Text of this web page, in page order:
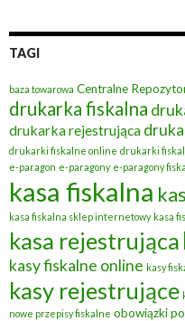
TAGI
baza towarowa Centralne
drukarka fiskalna
drukarka rejestrująca
drukarki fiskalne online drukarki
e-paragon e-paragony e-paragony
kasa fiskalna
kasa fiskalna sklep internetowy kasa
kasa rejestrująca
kasy fiskalne online kasy
kasy rejestrujące
nowe przepisy fiskalne obowiązki